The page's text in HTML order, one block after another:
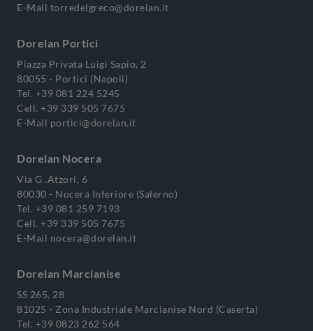
E-Mail torredelgreco@dorelan.it
Dorelan Portici
Piazza Privata Luigi Sapio, 2
80055 - Portici (Napoli)
Tel. +39 081 224 5245
Cell. +39 339 505 7675
E-Mail portici@dorelan.it
Dorelan Nocera
Via G .Atzori, 6
80030 - Nocera Inferiore (Salerno)
Tel. +39 081 259 7193
Cell. +39 339 505 7675
E-Mail nocera@dorelan.it
Dorelan Marcianise
SS 265, 28
81025 - Zona Industriale Marcianise Nord (Caserta)
Tel. +39 0823 262 564